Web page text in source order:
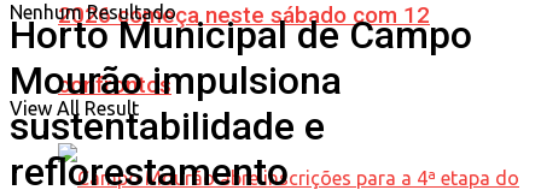
2026 começa neste sábado com 12
confrontos
Nenhum Resultado
View All Result
Horto Municipal de Campo
Mourão impulsiona
sustentabilidade e
reflorestamento